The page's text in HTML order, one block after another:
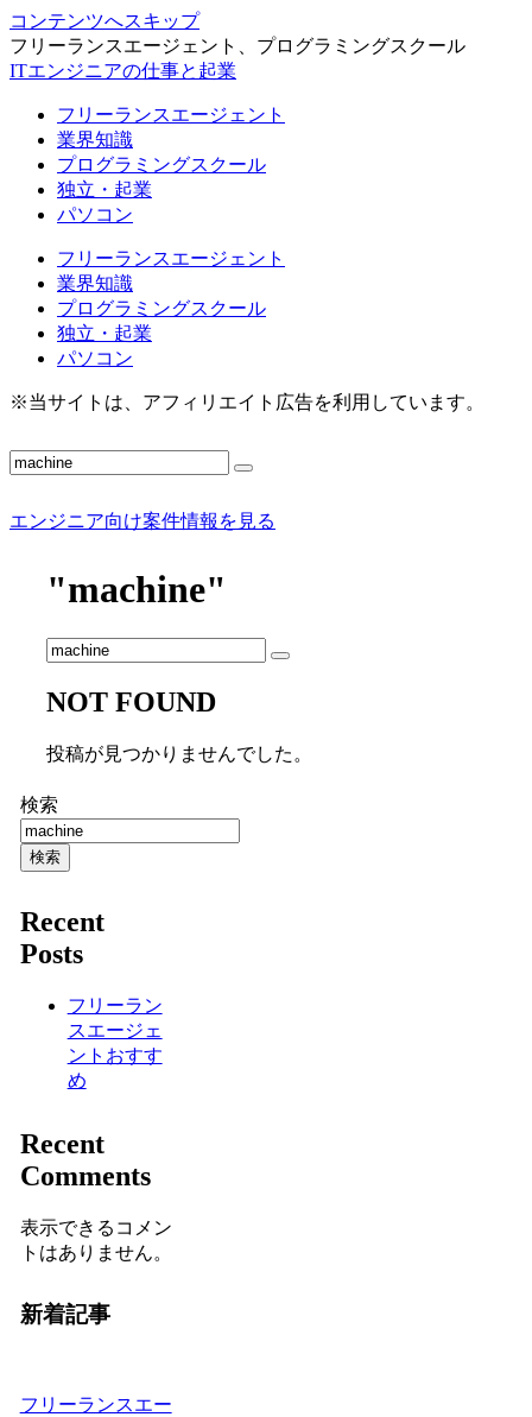
コンテンツへスキップ
フリーランスエージェント、プログラミングスクール
ITエンジニアの仕事と起業
フリーランスエージェント
業界知識
プログラミングスクール
独立・起業
パソコン
フリーランスエージェント
業界知識
プログラミングスクール
独立・起業
パソコン
※当サイトは、アフィリエイト広告を利用しています。
エンジニア向け案件情報を見る
"machine"
NOT FOUND
投稿が見つかりませんでした。
検索
検索
Recent
Posts
フリーラン
スエージェ
ントおすす
め
Recent
Comments
表示できるコメン
トはありません。
新着記事
フリーランスエー